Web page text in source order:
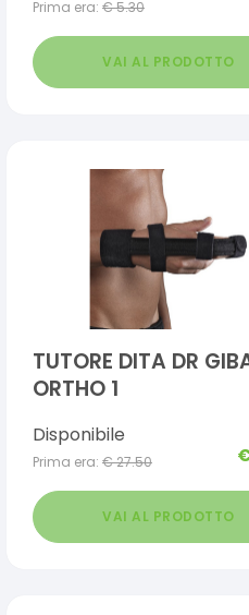
Prima era: €5.30
VAI AL PRODOTTO
TUTORE DITA DR
ORTHO 1
Disponibile
Prima era: €27.50
VAI AL PRODOTTO